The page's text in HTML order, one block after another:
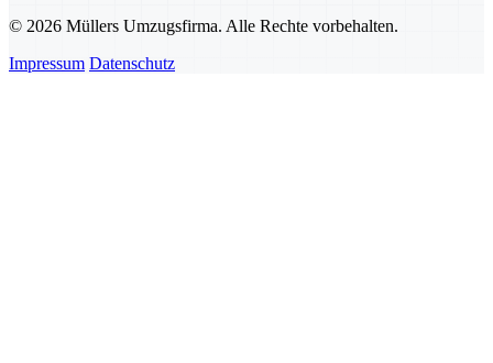
© 2026 Müllers Umzugsfirma. Alle Rechte vorbehalten.
Impressum Datenschutz